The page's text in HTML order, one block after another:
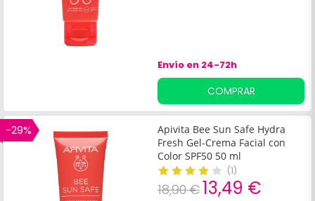
Envío en 24-72h
COMPRAR
-29%
Apivita Bee Sun Safe Hydra
Fresh Gel-Crema Facial con
Color SPF50 50 ml
(1)
18,90 €13,49 €